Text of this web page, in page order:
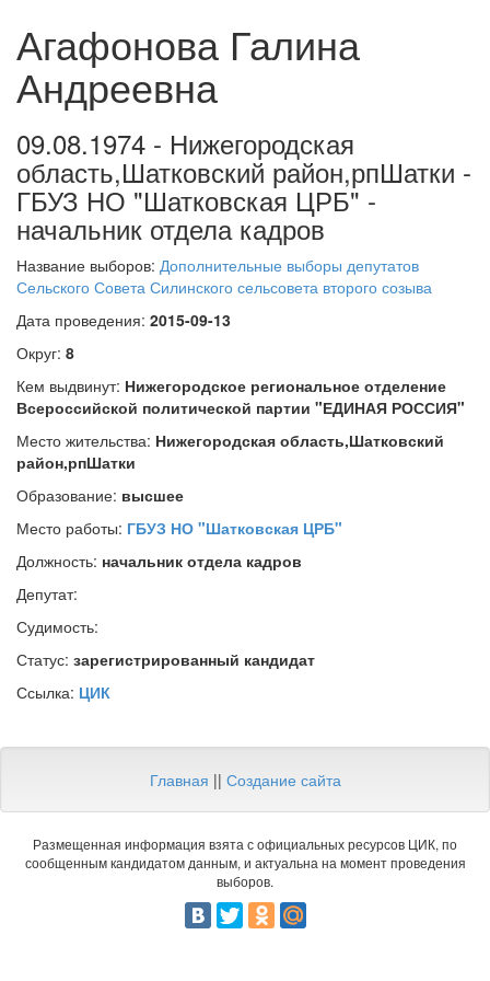
Агафонова Галина
Андреевна
09.08.1974 - Нижегородская
область,Шатковский район,рпШатки -
ГБУЗ НО "Шатковская ЦРБ" -
начальник отдела кадров
Название выборов: Дополнительные выборы депутатов
Сельского Совета Силинского сельсовета второго созыва
Дата проведения: 2015-09-13
Округ: 8
Кем выдвинут: Нижегородское региональное отделение
Всероссийской политической партии "ЕДИНАЯ РОССИЯ"
Место жительства: Нижегородская область,Шатковский
район,рпШатки
Образование: высшее
Место работы: ГБУЗ НО "Шатковская ЦРБ"
Должность: начальник отдела кадров
Депутат:
Судимость:
Статус: зарегистрированный кандидат
Ссылка: ЦИК
Главная || Создание сайта
Размещенная информация взята с официальных ресурсов ЦИК, по
сообщенным кандидатом данным, и актуальна на момент проведения
выборов.